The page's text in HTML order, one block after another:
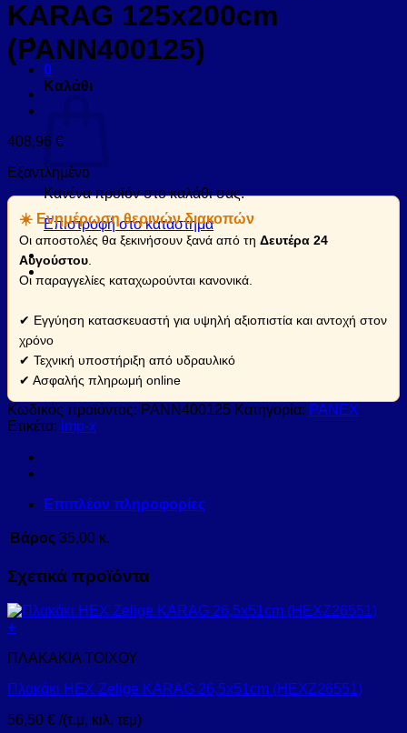
0
Καλάθι
Κανένα προϊόν στο καλάθι σας.
Επιστροφή στο κατάστημα
KARAG 125x200cm
(PANN400125)
408,96 €
Εξαντλημένο
☀️ Ενημέρωση θερινών διακοπών
Οι αποστολές θα ξεκινήσουν ξανά από τη Δευτέρα 24
Αυγούστου
Οι παραγγελίες καταχωρούνται κανονικά.
✔ Εγγύηση κατασκευαστή για υψηλή αξιοπιστία και αντοχή στον
χρόνο
✔ Τεχνική υποστήριξη από υδραυλικό
✔ Ασφαλής πληρωμή online
Κωδικός προϊόντος: PANN400125 Κατηγορία: PANEX
Ετικέτα: imp-x
Επιπλέον πληροφορίες
Βάρος 35,00 κ.
Σχετικά προϊόντα
+
ΠΛΑΚΑΚΙΑ ΤΟΙΧΟΥ
Πλακάκι HEX Zelige KARAG 26,5x51cm (HEXZ26551)
56,50 € /(τ.μ, κιλ, τεμ)